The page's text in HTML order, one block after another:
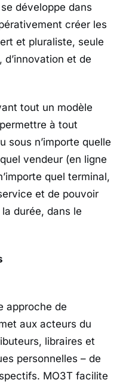
développe dans
créer les
et pluraliste, seule
et de
tout un modèle
à tout
sous n’importe quelle
vendeur (en ligne
quel terminal,
et de pouvoir
durée, dans le
approche de
aux acteurs du
libraires et
personnelles – de
MO3T facilite